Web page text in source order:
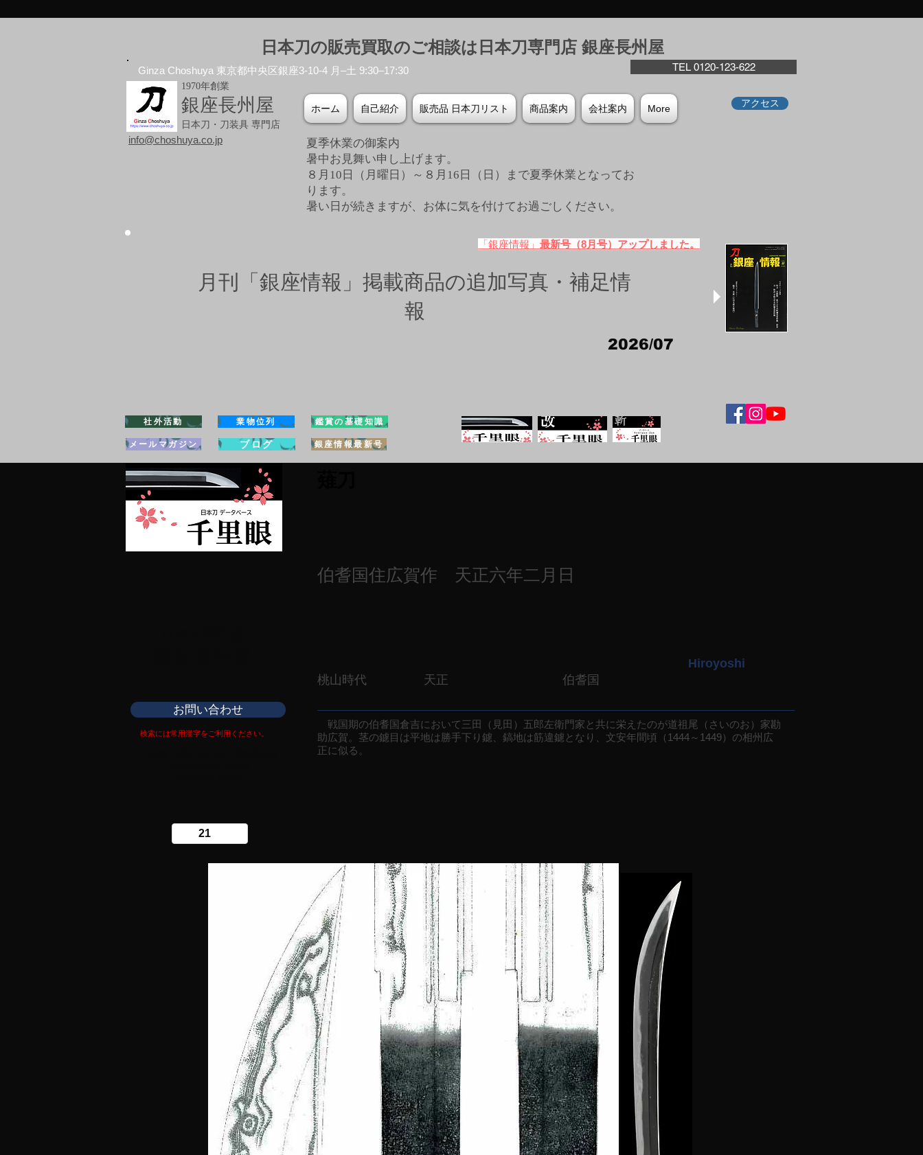
日本刀の販売買取のご相談は日本刀専門店 銀座⻑州屋
TEL 0120-123-622
Ginza Choshuya 東京都中央区銀座3-10-4 月–土 9:30–17:30
1970年創業
銀座長州屋
日本刀・刀装具 専門店
ホーム 自己紹介 販売品 日本刀リスト 商品案内 会社案内 More アクセス
info@choshuya.co.jp
夏季休業の御案内
暑中お見舞い申し上げます。
８月10日（月曜日）～８月16日（日）まで夏季休業となってお
ります。
​暑い日が続きますが、お体に気を付けてお過ごしください。
「銀座情報」 最新号（8月号）アップしました。
月刊「銀座情報」掲載商品の追加写真・補足情
報
2026/07
社外活動 業物位列 鑑賞の基礎知識
メールマガジン ブログ 銀座情報最新号
伯耆国住広賀作 天正六年二月日
桃山時代 天正 伯耆国
Hiroyoshi
お問い合わせ
検索には常用漢字をご利用ください。
戦国期の伯耆国倉吉において三田（見田）五郎左衛門家と共に栄えたのが道祖尾（さいのお）家勘
助広賀。茎の鑢目は平地は勝手下り鑢、鎬地は筋違鑢となり、文安年間頃（1444～1449）の相州広
正に似る。